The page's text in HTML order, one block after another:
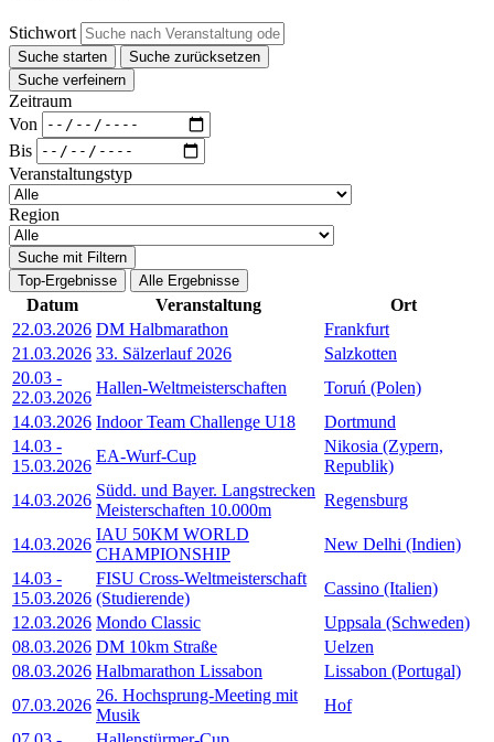
Stichwort
Suche starten
Suche zurücksetzen
Suche verfeinern
Zeitraum
Von
Bis
Veranstaltungstyp
Region
Suche mit Filtern
Top-Ergebnisse
Alle Ergebnisse
Datum Veranstaltung
Ort
22.03.2026 DM Halbmarathon
Frankfurt
21.03.2026 33. Sälzerlauf 2026
Salzkotten
20.03 -
22.03.2026
Hallen-Weltmeisterschaften
Toruń (Polen)
14.03.2026 Indoor Team Challenge U18
Dortmund
14.03 -
15.03.2026
EA-Wurf-Cup
Nikosia (Zypern,
Republik)
14.03.2026
Südd. und Bayer. Langstrecken
Meisterschaften 10.000m
Regensburg
14.03.2026
IAU 50KM WORLD
CHAMPIONSHIP
New Delhi (Indien)
14.03 -
15.03.2026
FISU Cross-Weltmeisterschaft
(Studierende)
Cassino (Italien)
12.03.2026 Mondo Classic
Uppsala (Schweden)
08.03.2026 DM 10km Straße
Uelzen
08.03.2026 Halbmarathon Lissabon
Lissabon (Portugal)
07.03.2026
26. Hochsprung-Meeting mit
Musik
Hof